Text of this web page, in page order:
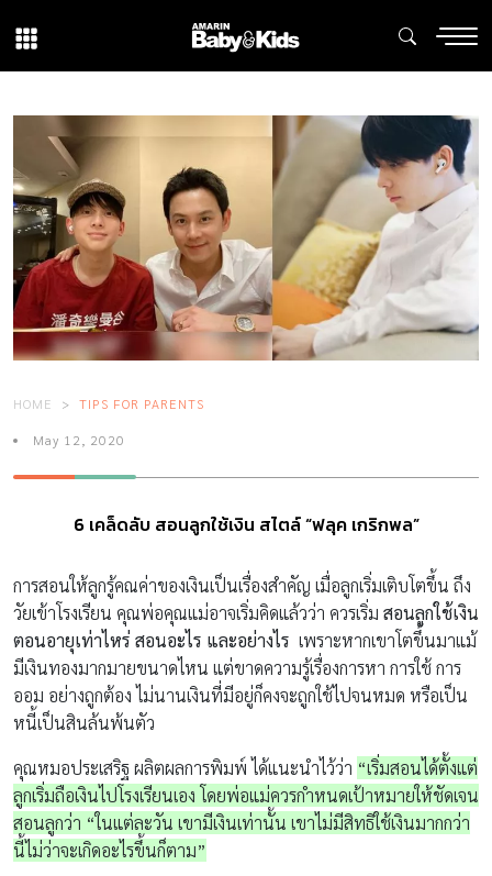
HOME TIPS FOR PARENTS
May 12, 2020
6 เคล็ดลับ สอนลูกใช้เงิน สไตล์ “ฟลุค เกริกพล”
การสอนให้ลูกรู้คณค่าของเงินเป็นเรื่องสำคัญ เมื่อลูกเริ่มเติบโตขึ้น ถึง
วัยเข้าโรงเรียน คุณพ่อคุณแม่อาจเริ่มคิดแล้วว่า ควรเริ่ม สอนลูกใช้เงิน
ตอนอายุเท่าไหร่ สอนอะไร และอย่างไร เพราะหากเขาโตขึ้นมาแม้
มีเงินทองมากมายขนาดไหน แต่ขาดความรู้เรื่องการหา การใช้ การ
ออม อย่างถูกต้อง ไม่นานเงินที่มีอยู่ก็คงจะถูกใช้ไปจนหมด หรือเป็น
หนี้เป็นสินล้นพ้นตัว
คุณหมอประเสริฐ ผลิตผลการพิมพ์ ได้แนะนำไว้ว่า “เริ่มสอนได้ตั้งแต่
ลูกเริ่มถือเงินไปโรงเรียนเอง โดยพ่อแม่ควรกำหนดเป้าหมายให้ชัดเจน
สอนลูกว่า “ในแต่ละวัน เขามีเงินเท่านั้น เขาไม่มีสิทธิใช้เงินมากกว่า
นี้ไม่ว่าจะเกิดอะไรขึ้นก็ตาม”